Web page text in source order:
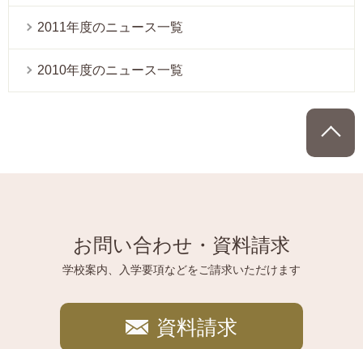
2011年度のニュース一覧
2010年度のニュース一覧
お問い合わせ・資料請求
学校案内、入学要項などをご請求いただけます
資料請求